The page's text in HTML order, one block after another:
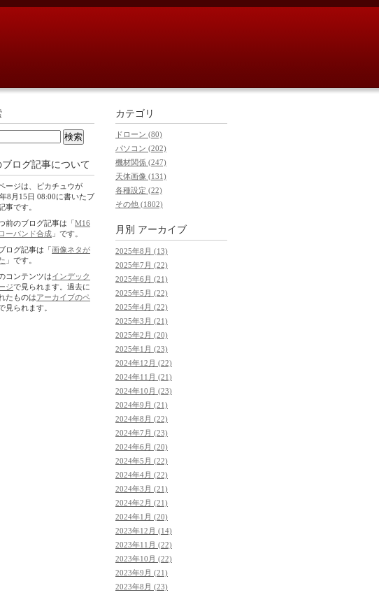
カテゴリ
ドローン (80)
パソコン (202)
機材関係 (247)
天体画像 (131)
各種設定 (22)
その他 (1802)
月別 アーカイブ
2025年8月 (13)
2025年7月 (22)
2025年6月 (21)
2025年5月 (22)
2025年4月 (22)
2025年3月 (21)
2025年2月 (20)
2025年1月 (23)
2024年12月 (22)
2024年11月 (21)
2024年10月 (23)
2024年9月 (21)
2024年8月 (22)
2024年7月 (23)
2024年6月 (20)
2024年5月 (22)
2024年4月 (22)
2024年3月 (21)
2024年2月 (21)
2024年1月 (20)
2023年12月 (14)
2023年11月 (22)
2023年10月 (22)
2023年9月 (21)
2023年8月 (23)
ブログ記事について
ージは、ピカチュウが
8月15日 08:00に書いたブ
事です。
前のブログ記事は「M16
ーバンド合成 」です。
ログ記事は「画像ネタが
」です。
コンテンツはインデック
ジで見られます。過去に
たものはアーカイブのペ
見られます。